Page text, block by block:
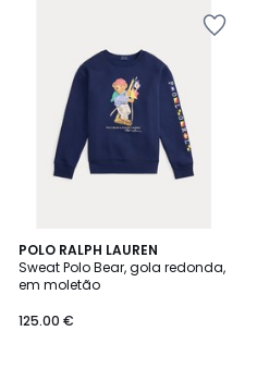
POLO RALPH LAUREN
Sweat Polo Bear, gola redonda,
em moletão
125.00 €
5
/
5